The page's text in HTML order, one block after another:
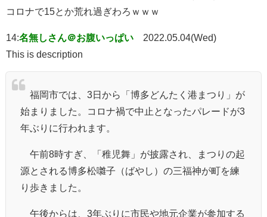
コロナで15とか荒れ過ぎわろｗｗｗ
14:名無しさん＠お腹いっぱい
2022.05.04(Wed)
This is description
福岡市では、3日から「博多どんたく港まつり」が
始まりました。コロナ禍で中止となったパレードが3
年ぶりに行われます。
午前8時すぎ、「稚児舞」が披露され、まつりの起
源とされる博多松囃子（ばやし）の三福神が町を練
り歩きました。
午後からは、3年ぶりに市民や地元企業が参加する